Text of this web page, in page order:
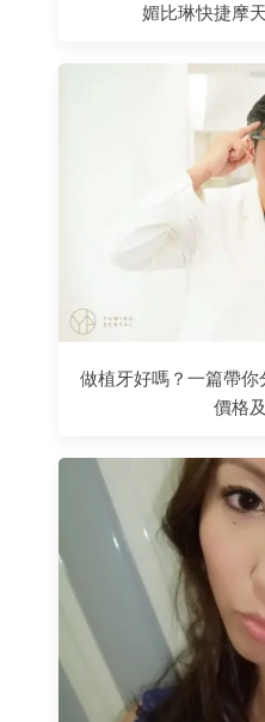
媚比琳快捷摩
做植牙好嗎？一篇帶你
價格